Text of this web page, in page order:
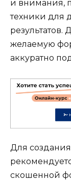
и внимания,
техники для
результатов.​
желаемую
аккуратно
Для
скошенной